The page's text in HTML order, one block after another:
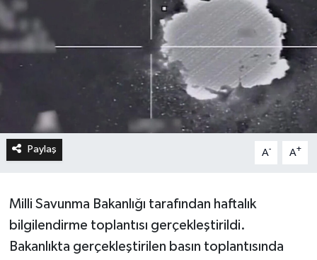
Paylaş A- A+
Milli Savunma Bakanlığı tarafından haftalık
bilgilendirme toplantısı gerçekleştirildi.
Bakanlıkta gerçekleştirilen basın toplantısında